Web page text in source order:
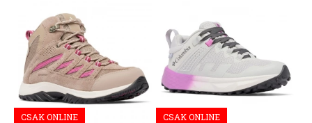
CSAK ONLINE CSAK ONLINE